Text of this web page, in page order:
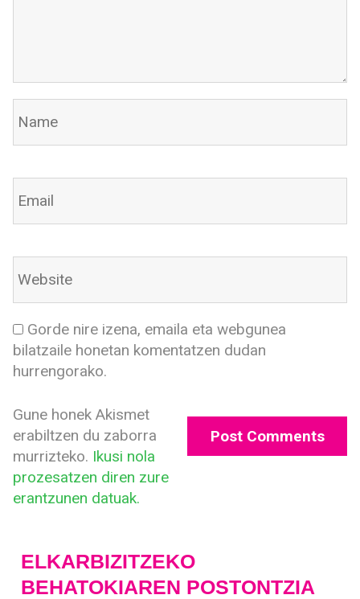
Gorde nire izena, emaila eta webgunea
bilatzaile honetan komentatzen dudan
hurrengorako.
Gune honek Akismet
erabiltzen du zaborra
murrizteko. Ikusi nola
prozesatzen diren zure
erantzunen datuak.
ELKARBIZITZEKO
BEHATOKIAREN POSTONTZIA